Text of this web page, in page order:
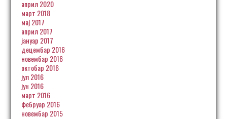
април 2020
март 2018
мај 2017
април 2017
јануар 2017
децембар 2016
новембар 2016
октобар 2016
јул 2016
јун 2016
март 2016
фебруар 2016
новембар 2015